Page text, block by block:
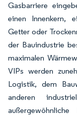
Gasbarriere
einen Innenkern,
Getter oder
der Bauindustrie
maximalen
VIPs werden
Logistik, dem
anderen